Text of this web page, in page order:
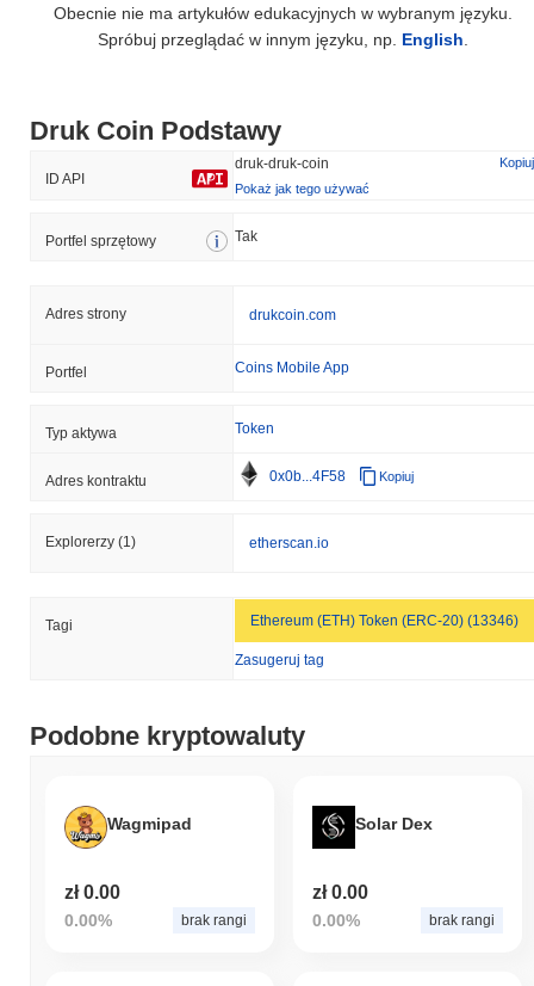
Obecnie nie ma artykułów edukacyjnych w wybranym języku.
Spróbuj przeglądać w innym języku, np. English.
Druk Coin Podstawy
ID API
druk-druk-coin
Kopiuj
Pokaż jak tego używać
Portfel sprzętowy Tak
Adres strony drukcoin.com
Portfel Coins Mobile App
Typ aktywa Token
Adres kontraktu 0x0b...4F58 Kopiuj
Explorerzy (1) etherscan.io
Tagi Ethereum (ETH) Token (ERC-20) (13346)
Zasugeruj tag
Podobne kryptowaluty
Wagmipad
zł 0.00
0.00% brak rangi
Solar Dex
zł 0.00
0.00% brak rangi